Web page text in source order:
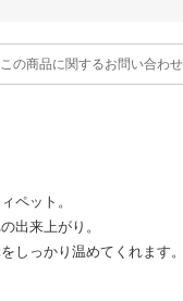
この商品に関するお問い合わせ
ペット。
出来上がり。
しっかり温めてくれます。